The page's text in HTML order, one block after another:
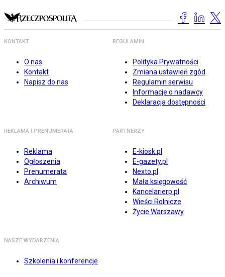
KONTAKT
O nas
Kontakt
Napisz do nas
REGULAMIN
Polityka Prywatności
Zmiana ustawień zgód
Regulamin serwisu
Informacje o nadawcy
Deklaracja dostępności
REKLAMA I PRENUMERATA
Reklama
Ogłoszenia
Prenumerata
Archiwum
PARTNERZY
E-kiosk.pl
E-gazety.pl
Nexto.pl
Mała księgowość
Kancelarierp.pl
Wieści Rolnicze
Życie Warszawy
NASZE WYDARZENIA
Szkolenia i konferencje